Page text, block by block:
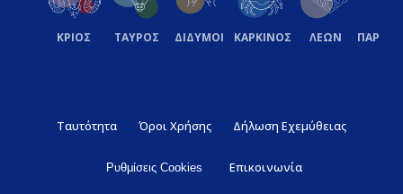
ΚΡΙΟΣ ΤΑΥΡΟΣ ΔΙΔΥΜΟΙ ΚΑΡΚΙΝΟΣ ΛΕΩΝ
Ταυτότητα Όροι Χρήσης Δήλωση Εχεμύθειας
Ρυθμίσεις Cookies Επικοινωνία